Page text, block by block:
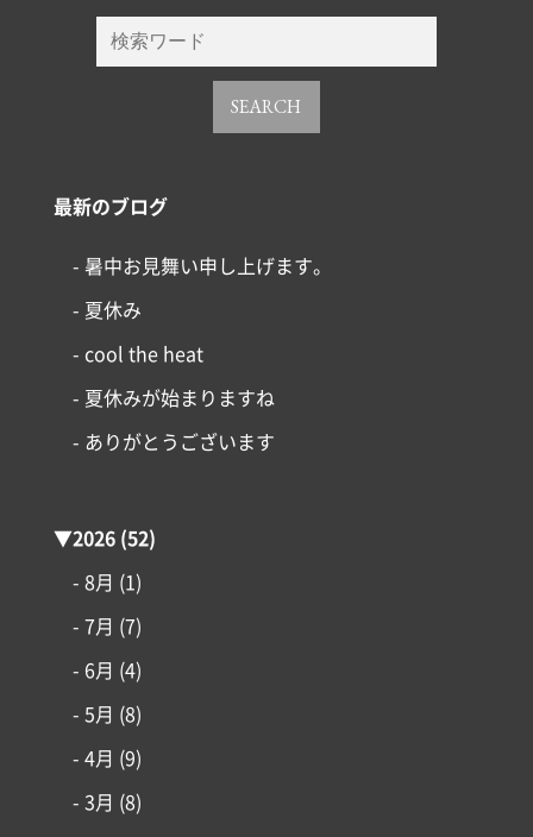
コンセプト
SEARCH
最新のブログ
- 暑中お見舞い申し上げます。
- 夏休み
- cool the heat
- 夏休みが始まりますね
- ありがとうございます
▼2026(52)
- 8月 (1)
- 7月 (7)
- 6月 (4)
- 5月 (8)
- 4月 (9)
- 3月 (8)